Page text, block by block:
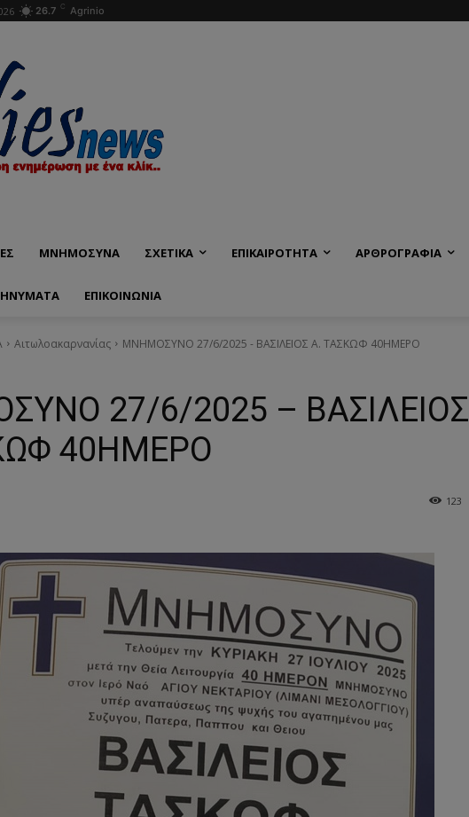
26.7 C Agrinio
ΜΝΗΜΟΣΥΝΑ ΣΧΕΤΙΚΑ ΕΠΙΚΑΙΡΟΤΗΤΑ ΑΡΘΡΟΓΡΑΦΙΑ
ΕΠΙΚΟΙΝΩΝΊΑ
Αιτωλοακαρνανίας ΜΝΗΜΟΣΥΝΟ 27/6/2025 - ΒΑΣΙΛΕΙΟΣ Α. ΤΑΣΚΩΦ 40ΗΜΕΡΟ
27/6/2025 – ΒΑΣΙΛΕΙΟΣ
40ΗΜΕΡΟ
123